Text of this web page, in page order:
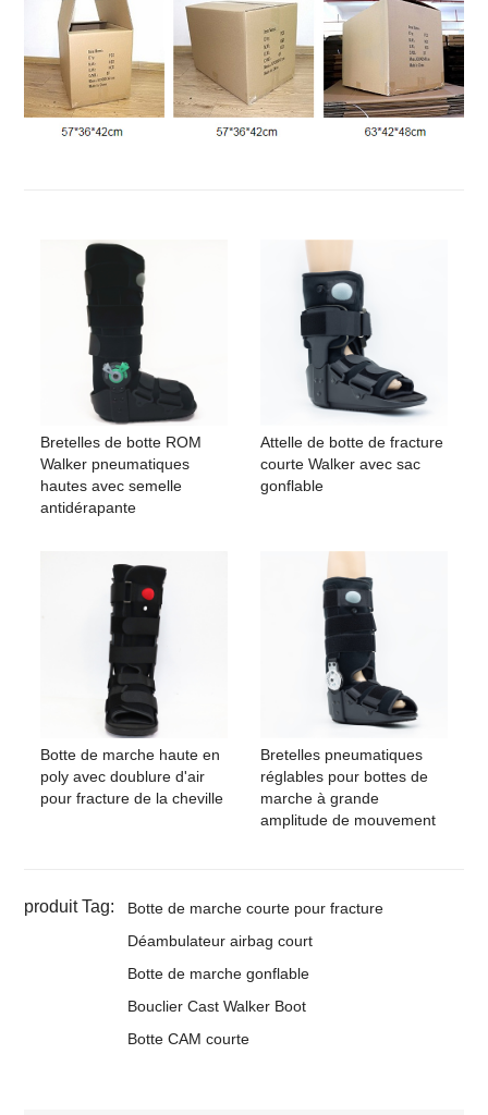
Bretelles de botte ROM
Walker pneumatiques
hautes avec semelle
antidérapante
Attelle de botte de fracture
courte Walker avec sac
gonflable
Botte de marche haute en
poly avec doublure d'air
pour fracture de la cheville
Bretelles pneumatiques
réglables pour bottes de
marche à grande
amplitude de mouvement
produit Tag:
Botte de marche courte pour fracture
Déambulateur airbag court
Botte de marche gonflable
Bouclier Cast Walker Boot
Botte CAM courte